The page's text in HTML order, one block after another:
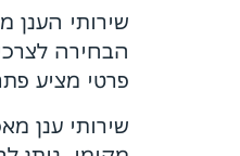
שירותי הענן
הבחירה
פרטי מציע
שירותי ענן